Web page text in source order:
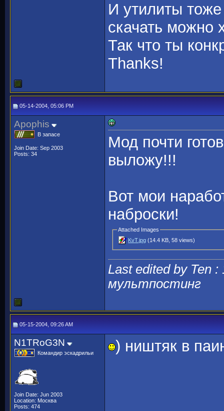
И утилиты
скачать можно
Так что ты
Thanks!
05-14-2004, 05:06 PM
Apophis
В запасе
Join Date: Sep 2003
Posts: 34
Мод почти
выложу!!!
Вот мои
наброски!
Attached Images
KvT.jpg (14.4 KB, 58 views)
Last edited by Ten
мультпостинг
05-15-2004, 09:26 AM
N1TRoG3N
Командир эскадрильи
Join Date: Jun 2003
Location: Москва
Posts: 474
) ништяк в